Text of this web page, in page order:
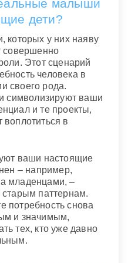
малыши
дети?
которых у них наяву
совершенно
Этот сценарий
человека в
своего рода.
ваши
и те проекты,
воплотиться в
ваши настоящие
– например,
младенцами, –
старым паттернам.
потребность снова
и значимым,
тех, кто уже давно